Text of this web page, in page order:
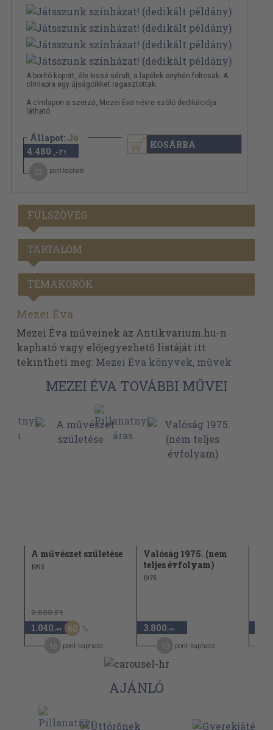
A borító kopott, éle kissé sérült, a lapélek enyhén foltosak. A
címlapra egy újságcikket ragasztottak.
A címlapon a szerző, Mezei Éva névre szóló dedikációja
látható.
Állapot: Jó
4.480 ,-Ft
pont kapható
KOSÁRBA
FÜLSZÖVEG
TARTALOM
TÉMAKÖRÖK
Mezei Éva
Mezei Éva műveinek az Antikvarium.hu-n
kapható vagy előjegyezhető listáját itt
tekintheti meg: Mezei Éva könyvek, művek
MEZEI ÉVA TOVÁBBI MŰVEI
A művészet születése
1993
2.600 Ft
1.040 ,-Ft 60
pont kapható
Valóság 1975. (nem
teljes évfolyam)
1975
3.800 ,-Ft
pont kapható
AJÁNLÓ